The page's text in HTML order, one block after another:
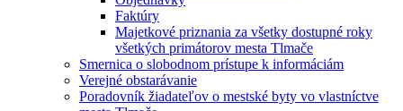
Faktúry
Majetkové priznania za všetky dostupné roky
všetkých primátorov mesta Tlmače
Smernica o slobodnom prístupe k informáciám
Verejné obstarávanie
Poradovník žiadateľov o mestské byty vo vlastníctve